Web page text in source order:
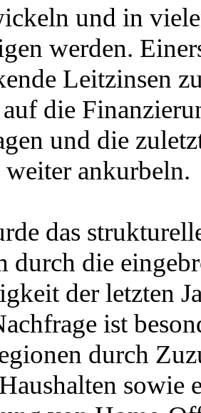
und in
werden.
Leitzinsen
die
und die
ankurbeln.
das
durch die
der letzten
ist
durch
sowie